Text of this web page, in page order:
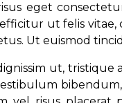
eget
ut felis
Ut euismod
ut, tristique